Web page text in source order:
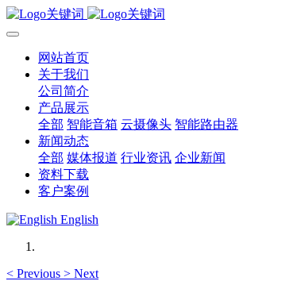
网站首页
关于我们
公司简介
产品展示
全部 智能音箱 云摄像头 智能路由器
新闻动态
全部 媒体报道 行业资讯 企业新闻
资料下载
客户案例
English
< Previous > Next